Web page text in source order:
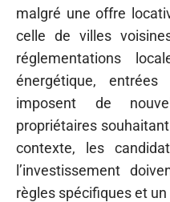
malgré une offre
celle de villes
réglementations
énergétique,
imposent de
propriétaires
contexte, les
l’investissement
règles spécifiques et